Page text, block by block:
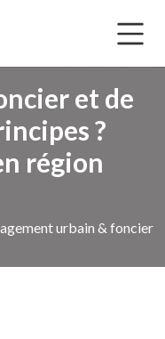
et de
?
région
urbain & foncier